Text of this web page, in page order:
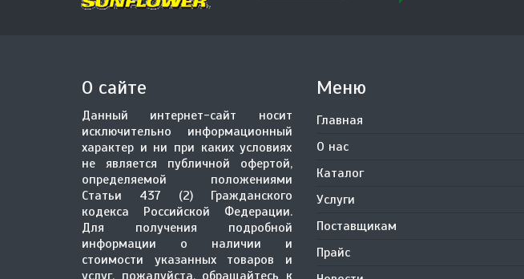
О сайте
Данный интернет-сайт носит
исключительно информационный
характер и ни при каких условиях
не является публичной офертой,
определяемой положениями
Статьи 437 (2) Гражданского
кодекса Российской Федерации.
Для получения подробной
информации о наличии и
стоимости указанных товаров и
услуг, пожалуйста, обращайтесь к
Меню
Главная
О нас
Каталог
Услуги
Поставщикам
Прайс